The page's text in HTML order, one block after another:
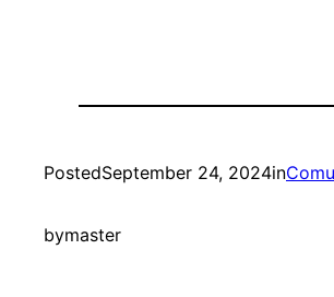
PostedSeptember 24, 2024in
bymaster